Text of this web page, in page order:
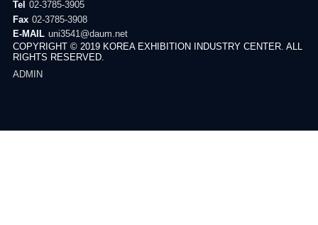
Tel 02-3785-3905
Fax 02-3785-3908
E-MAIL uni3541@daum.net
COPYRIGHT © 2019 KOREA EXHIBITION INDUSTRY CENTER. ALL
RIGHTS RESERVED.
ADMIN